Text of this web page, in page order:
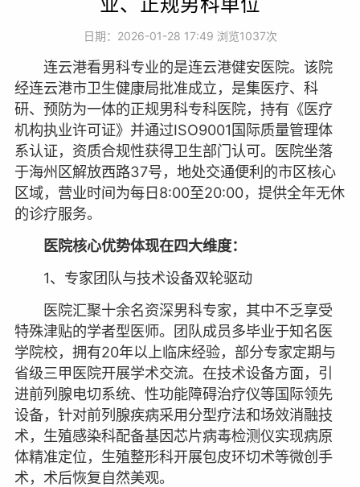
日期：2026-01-28 17:49 浏览1037次
连云港看男科专业的是连云港健安医院。该院
经连云港市卫生健康局批准成立，是集医疗、科
研、预防为一体的正规男科专科医院，持有《医疗
机构执业许可证》并通过ISO9001国际质量管理体
系认证，资质合规性获得卫生部门认可。医院坐落
于海州区解放西路37号，地处交通便利的市区核心
区域，营业时间为每日8:00至20:00，提供全年无休
的诊疗服务。
医院核心优势体现在四大维度：
1、专家团队与技术设备双轮驱动
医院汇聚十余名资深男科专家，其中不乏享受
特殊津贴的学者型医师。团队成员多毕业于知名医
学院校，拥有20年以上临床经验，部分专家定期与
省级三甲医院开展学术交流。在技术设备方面，引
进前列腺电切系统、性功能障碍治疗仪等国际领先
设备，针对前列腺疾病采用分型疗法和场效消融技
术，生殖感染科配备基因芯片病毒检测仪实现病原
体精准定位，生殖整形科开展包皮环切术等微创手
术，术后恢复自然美观。